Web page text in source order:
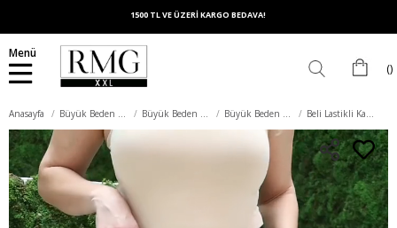
1500 TL VE ÜZERİ KARGO BEDAVA!
Menü
Anasayfa Büyük Beden Alt Giyim Büyük Beden Pantolon Büyük Beden Kumaş Pantolon Beli Lastikli Kargo Cepli Büyük Beden Siyah Pantolon